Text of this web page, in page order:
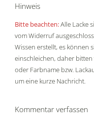
Hinweis
Bitte beachten:Alle Lacke
vom Widerruf
Wissen erstellt, es können
einschleichen, daher
oder Farbname bzw.
um eine kurze Nachricht.
Kommentar verfassen